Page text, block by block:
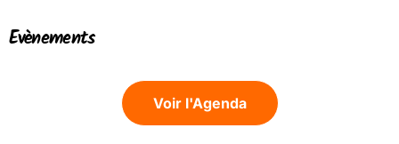
Evènements
Voir l'Agenda